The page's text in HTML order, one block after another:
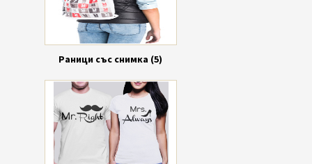
Раници със снимка (5)